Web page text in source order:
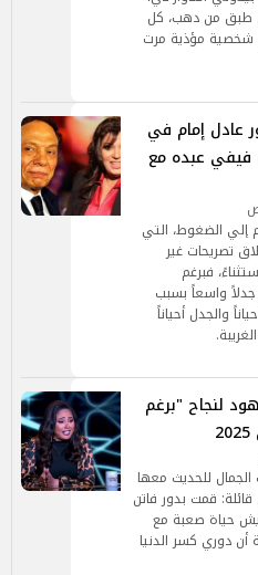
طبق من دهب، كل
شخصية مؤذية مرت
عادل إمام في
عبده مع
إلي الضغوط، التي
تصريحات غير
فبرغم
جدلاً واسعاً بسبب
والجدل أحياناً
لنجاح "برغم
الجمال للحديث معها
قمت بدور فاتن
حياة صعبة مع
دوري كسر الدنيا